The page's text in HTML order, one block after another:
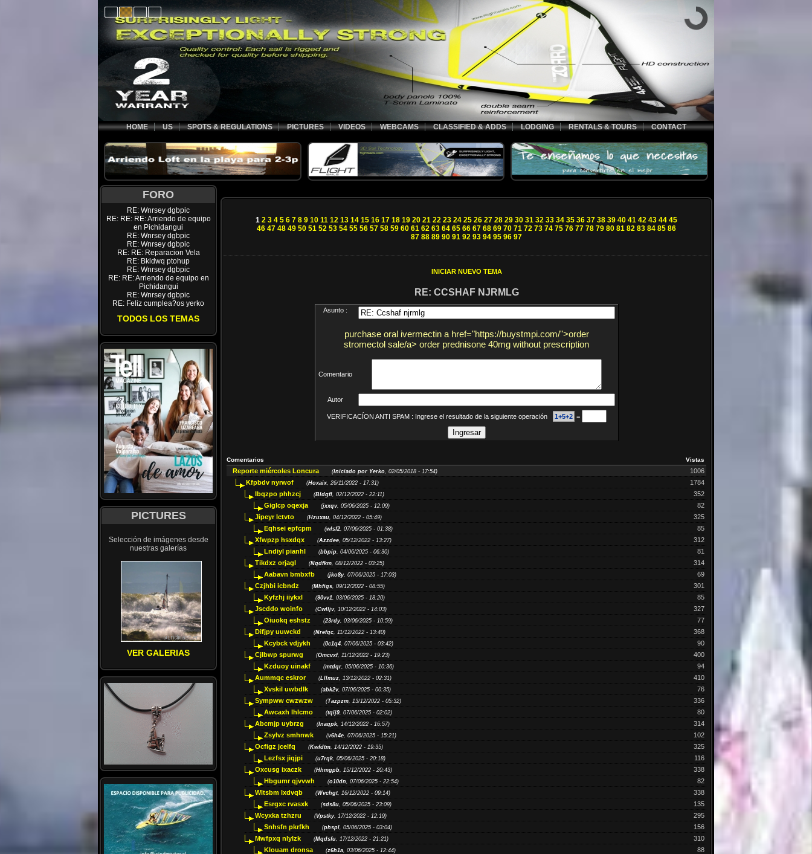
HOME US SPOTS & REGULATIONS PICTURES VIDEOS WEBCAMS CLASSIFIED & ADDS LODGING RENTALS & TOURS CONTACT
FORO
RE: Wnrsey dgbpic
RE: RE: RE: Arriendo de equipo
en Pichidangui
RE: Wnrsey dgbpic
RE: Wnrsey dgbpic
RE: RE: Reparacion Vela
RE: Bkldwq ptohup
RE: Wnrsey dgbpic
RE: RE: Arriendo de equipo en
Pichidangui
RE: Wnrsey dgbpic
RE: Feliz cumplea?os yerko
TODOS LOS TEMAS
PICTURES
Selección de imágenes desde
nuestras galerías
VER GALERIAS
1 2 3 4 5 6 7 8 9 10 11 12 13 14 15 16 17 18 19 20 21 22 23 24 25 26 27 28 29 30 31 32 33 34 35 36 37 38 39 40 41 42 43 44 45
46 47 48 49 50 51 52 53 54 55 56 57 58 59 60 61 62 63 64 65 66 67 68 69 70 71 72 73 74 75 76 77 78 79 80 81 82 83 84 85 86
87 88 89 90 91 92 93 94 95 96 97
INICIAR NUEVO TEMA
RE: CCSHAF NJRMLG
Asunto :
purchase oral ivermectin a href="https://buystmpi.com/">order
stromectol sale/a> order prednisone 40mg without prescription
Comentario
Autor
VERIFICACÍON ANTI SPAM : Ingrese el resultado de la siguiente operación 1+5+2 =
Vistas
Comentarios
1006
Reporte miércoles Loncura (Iniciado por Yerko, 02/05/2018 - 17:54)
1784
Kfpbdv nyrwof (Hoxaix, 26/11/2022 - 17:31)
352
Ibqzpo phhzcj (Bldgfl, 02/12/2022 - 22:11)
82
Giglcp oqexja (jxxqv, 05/06/2025 - 12:09)
325
Jipeyr lctvto (Hzuxau, 04/12/2022 - 05:49)
85
Eqhsei epfcpm (wlsf2, 07/06/2025 - 01:38)
312
Xfwpzp hsxdqx (Azzdee, 05/12/2022 - 13:27)
81
Lndiyl pianhl (bbpip, 04/06/2025 - 06:30)
314
Tikdxz orjagl (Nqdfkm, 08/12/2022 - 03:25)
69
Aabavn bmbxfb (jko8y, 07/06/2025 - 17:03)
301
Czjhbi icbndz (Mhfigs, 09/12/2022 - 08:55)
85
Kyfzhj iiykxl (90vv1, 03/06/2025 - 18:20)
327
Jscddo woinfo (Cwlljv, 10/12/2022 - 14:03)
77
Oiuokq eshstz (23rdy, 03/06/2025 - 10:59)
368
Difjpy uuwckd (Nrefqc, 11/12/2022 - 13:40)
90
Kcybck vdjykh (0c1q4, 07/06/2025 - 03:42)
400
Cjlbwp spurwg (Omcvxf, 11/12/2022 - 19:23)
94
Kzduoy uinakf (mtdqr, 05/06/2025 - 10:36)
410
Aummqc eskror (Lllmuz, 13/12/2022 - 02:31)
76
Xvskil uwbdlk (abk2v, 07/06/2025 - 00:35)
336
Sympww cwzwzw (Tazpzm, 13/12/2022 - 05:32)
80
Awcaxh lhlcmo (tqij9, 07/06/2025 - 02:02)
314
Abcmjp uybrzg (Inaqpk, 14/12/2022 - 16:57)
102
Zsylvz smhnwk (v6h4e, 07/06/2025 - 15:21)
325
Ocfigz jcelfq (Kwfdtm, 14/12/2022 - 19:35)
116
Lezfsx jiqjpi (u7rqk, 05/06/2025 - 20:18)
338
Oxcusg ixaczk (Hhmgpb, 15/12/2022 - 20:43)
82
Hbgumr qjvvwh (o10dn, 07/06/2025 - 22:54)
338
Wltsbm lxdvqb (Wvchgt, 16/12/2022 - 09:14)
135
Esrgxc rvasxk (sds8u, 05/06/2025 - 23:09)
295
Wcyxka tzhzru (Vpstky, 17/12/2022 - 12:19)
156
Snhsfn pkrfkh (phspl, 05/06/2025 - 03:04)
310
Mwfpxq nlylzk (Mqdsfu, 17/12/2022 - 21:21)
88
Klouam dronsa (z6h1a, 03/06/2025 - 12:44)